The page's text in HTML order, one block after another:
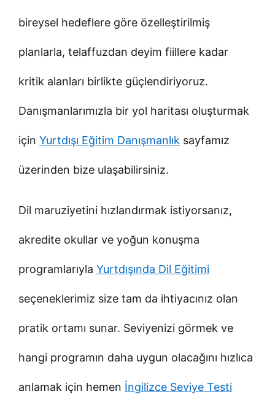
bireysel hedeflere göre özelleştirilmiş
planlarla, telaffuzdan deyim fiillere kadar
kritik alanları birlikte güçlendiriyoruz.
Danışmanlarımızla bir yol haritası oluşturmak
için Yurtdışı Eğitim Danışmanlık sayfamız
üzerinden bize ulaşabilirsiniz.
Dil maruziyetini hızlandırmak istiyorsanız,
akredite okullar ve yoğun konuşma
programlarıyla Yurtdışında Dil Eğitimi
seçeneklerimiz size tam da ihtiyacınız olan
pratik ortamı sunar. Seviyenizi görmek ve
hangi programın daha uygun olacağını hızlıca
anlamak için hemen İngilizce Seviye Testi